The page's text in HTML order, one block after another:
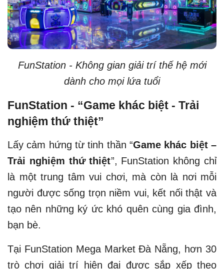
FunStation - Không gian giải trí thế hệ mới
dành cho mọi lứa tuổi
FunStation - “Game khác biệt - Trải
nghiệm thứ thiệt”
Lấy cảm hứng từ tinh thần “Game khác biệt –
Trải nghiệm thứ thiệt”, FunStation không chỉ
là một trung tâm vui chơi, mà còn là nơi mỗi
người được sống trọn niềm vui, kết nối thật và
tạo nên những ký ức khó quên cùng gia đình,
bạn bè.
Tại FunStation Mega Market Đà Nẵng, hơn 30
trò chơi giải trí hiện đại được sắp xếp theo